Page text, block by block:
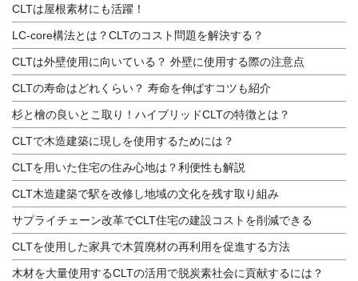
CLTは屋根素材にも活躍！
LC-core構法とは？CLTのコスト問題を解決する？
CLTは外壁使用に向いている？ 外壁に使用する際の注意点
CLTの寿命はどれくらい？ 寿命を伸ばすコツも紹介
杉と檜の良いとこ取り！ハイブリッドCLTの特徴とは？
CLTで木造建築に現しを使用するためには？
CLTを用いた住宅の住み心地は？利便性も解説
CLT木造建築で駅を改修し地域の文化を残す取り組み
サプライチェーン改革でCLT住宅の建設コストを削減できる
CLTを使用した家具で木質廃材の再利用を促進する方法
木材を大量使用するCLTの活用で脱炭素社会に貢献するには？